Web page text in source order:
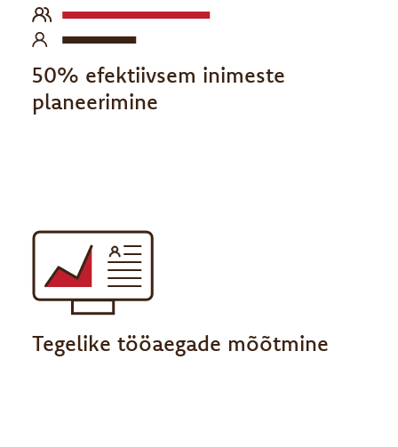
50% efektiivsem inimeste
planeerimine
Tegelike tööaegade mõõtmine